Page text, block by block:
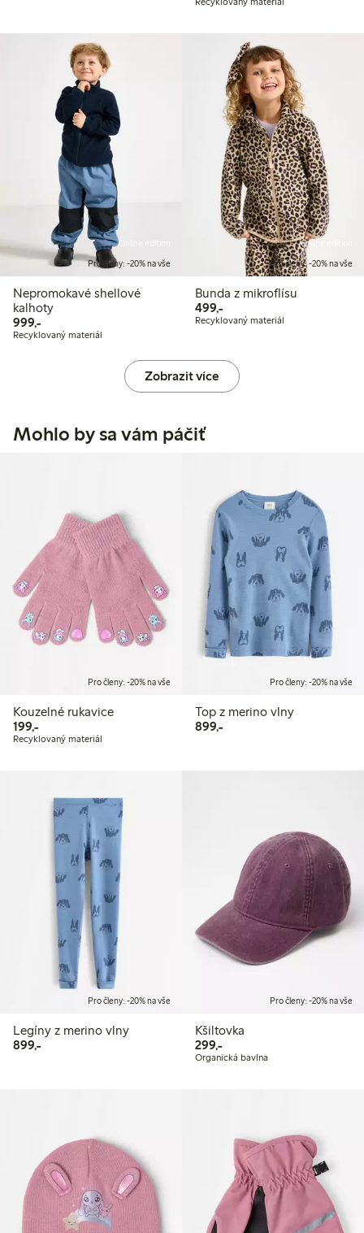
Online edition
Pro členy: -20% na vše
Nepromokavé shellové
kalhoty
999,-999,00 Kč
Recyklovaný materiál
Online edition
Pro členy: -20% na vše
Bunda z mikroflísu
499,-499,00 Kč
Recyklovaný materiál
Zobrazit více
Mohlo by sa vám páčiť
Pro členy: -20% na vše
Kouzelné rukavice
199,-199,00 Kč
Recyklovaný materiál
Pro členy: -20% na vše
Top z merino vlny
899,-899,00 Kč
Pro členy: -20% na vše
Legíny z merino vlny
899,-899,00 Kč
Pro členy: -20% na vše
Kšiltovka
299,-299,00 Kč
Organická bavlna